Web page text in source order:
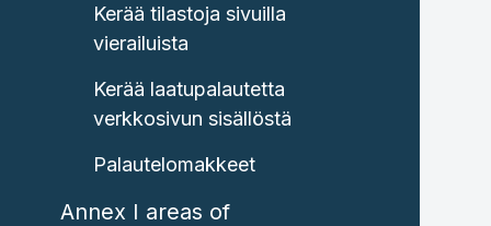
Kerää tilastoja sivuilla
vierailuista
Kerää laatupalautetta
verkkosivun sisällöstä
Palautelomakkeet
Annex I areas of